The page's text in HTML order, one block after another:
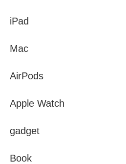
iPad
Mac
AirPods
Apple Watch
gadget
Book